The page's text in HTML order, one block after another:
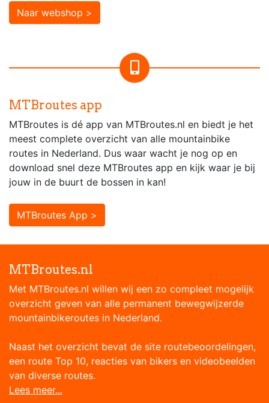
Naar webshop >
MTBroutes app
MTBroutes is dé app van MTBroutes.nl en biedt je het
meest complete overzicht van alle mountainbike
routes in Nederland. Dus waar wacht je nog op en
download snel deze MTBroutes app en kijk waar je bij
jouw in de buurt de bossen in kan!
MTBroutes App >
MTBroutes.nl
Met MTBroutes.nl willen wij een zo compleet mogelijk
overzicht geven van alle permanent bewegwijzerde
mountainbikeroutes in Nederland.
Naast het overzicht bevat de site routebeoordelingen,
een route Top 10, reacties van bikers en videobeelden
van diverse routes.
Lees meer...